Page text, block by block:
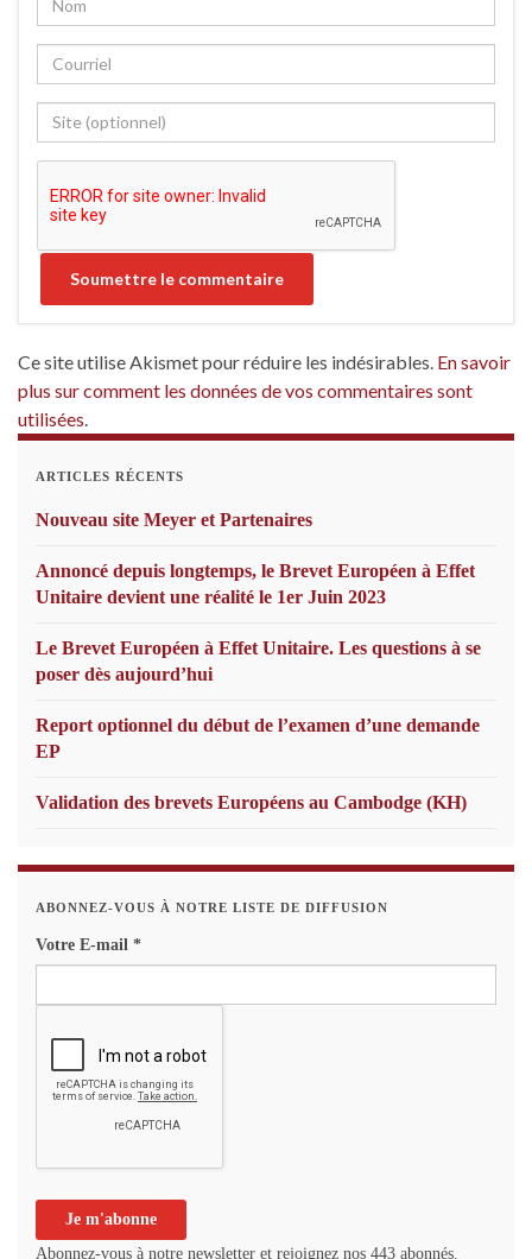
Ce site utilise Akismet pour réduire les indésirables. En savoir
plus sur comment les données de vos commentaires sont
utilisées.
ARTICLES RÉCENTS
Nouveau site Meyer et Partenaires
Annoncé depuis longtemps, le Brevet Européen à Effet
Unitaire devient une réalité le 1er Juin 2023
Le Brevet Européen à Effet Unitaire. Les questions à se
poser dès aujourd’hui
Report optionnel du début de l’examen d’une demande
EP
Validation des brevets Européens au Cambodge (KH)
ABONNEZ-VOUS À NOTRE LISTE DE DIFFUSION
Votre E-mail *
Abonnez-vous à notre newsletter et rejoignez nos 443 abonnés.